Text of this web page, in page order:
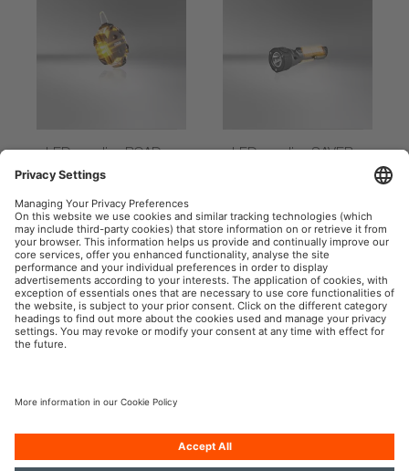
LEDguardian ROAD
FLARE
světla
LEDguardian SAVER
víc
OSRAM Automotive na sociální síti
Přístupnost